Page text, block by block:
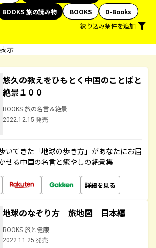
BOOKS 旅の読み物 BOOKS
D-Books
絞り込み条件を追加
示
悠久の教えをひもとく中国のことばと
絶景１００
BOOKS 旅の名言＆絶景
2022.12.15 発売
いてきた「地球の歩き方」があなたにお届
せる中国の名言と癒やしの絶景集
詳細を見る
地球のなぞり方 旅地図 日本編
BOOKS 旅と健康
2022.11.25 発売